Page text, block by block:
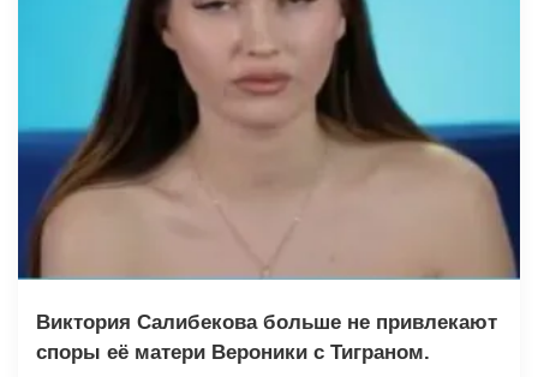
Виктория Салибекова больше не привлекают
споры её матери Вероники с Тиграном.